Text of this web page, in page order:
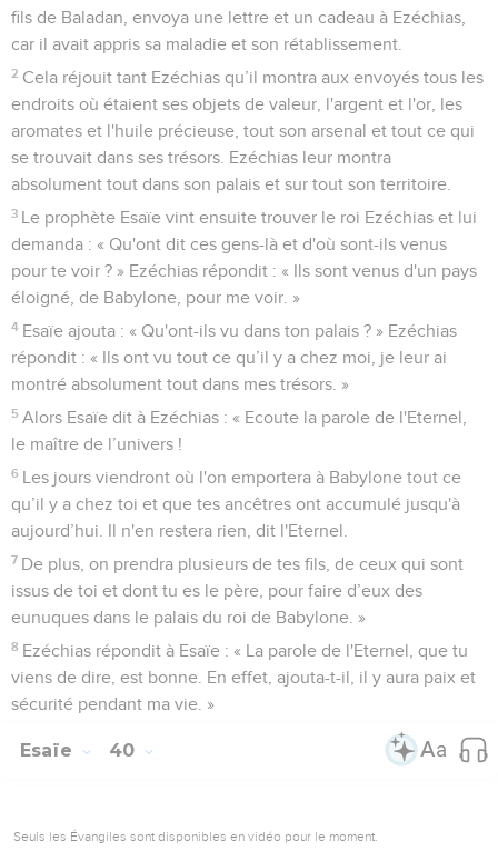
fils de Baladan, envoya une lettre et un cadeau à Ezéchias,
car il avait appris sa maladie et son rétablissement.
2 Cela réjouit tant Ezéchias qu’il montra aux envoyés tous les
endroits où étaient ses objets de valeur, l'argent et l'or, les
aromates et l'huile précieuse, tout son arsenal et tout ce qui
se trouvait dans ses trésors. Ezéchias leur montra
absolument tout dans son palais et sur tout son territoire.
3 Le prophète Esaïe vint ensuite trouver le roi Ezéchias et lui
demanda : « Qu'ont dit ces gens-là et d'où sont-ils venus
pour te voir ? » Ezéchias répondit : « Ils sont venus d'un pays
éloigné, de Babylone, pour me voir. »
4 Esaïe ajouta : « Qu'ont-ils vu dans ton palais ? » Ezéchias
répondit : « Ils ont vu tout ce qu’il y a chez moi, je leur ai
montré absolument tout dans mes trésors. »
5 Alors Esaïe dit à Ezéchias : « Ecoute la parole de l'Eternel,
le maître de l’univers !
6 Les jours viendront où l'on emportera à Babylone tout ce
qu’il y a chez toi et que tes ancêtres ont accumulé jusqu'à
aujourd’hui. Il n'en restera rien, dit l'Eternel.
7 De plus, on prendra plusieurs de tes fils, de ceux qui sont
issus de toi et dont tu es le père, pour faire d’eux des
eunuques dans le palais du roi de Babylone. »
8 Ezéchias répondit à Esaïe : « La parole de l'Eternel, que tu
viens de dire, est bonne. En effet, ajouta-t-il, il y aura paix et
sécurité pendant ma vie. »
Esaïe 40
Seuls les Évangiles sont disponibles en vidéo pour le moment.